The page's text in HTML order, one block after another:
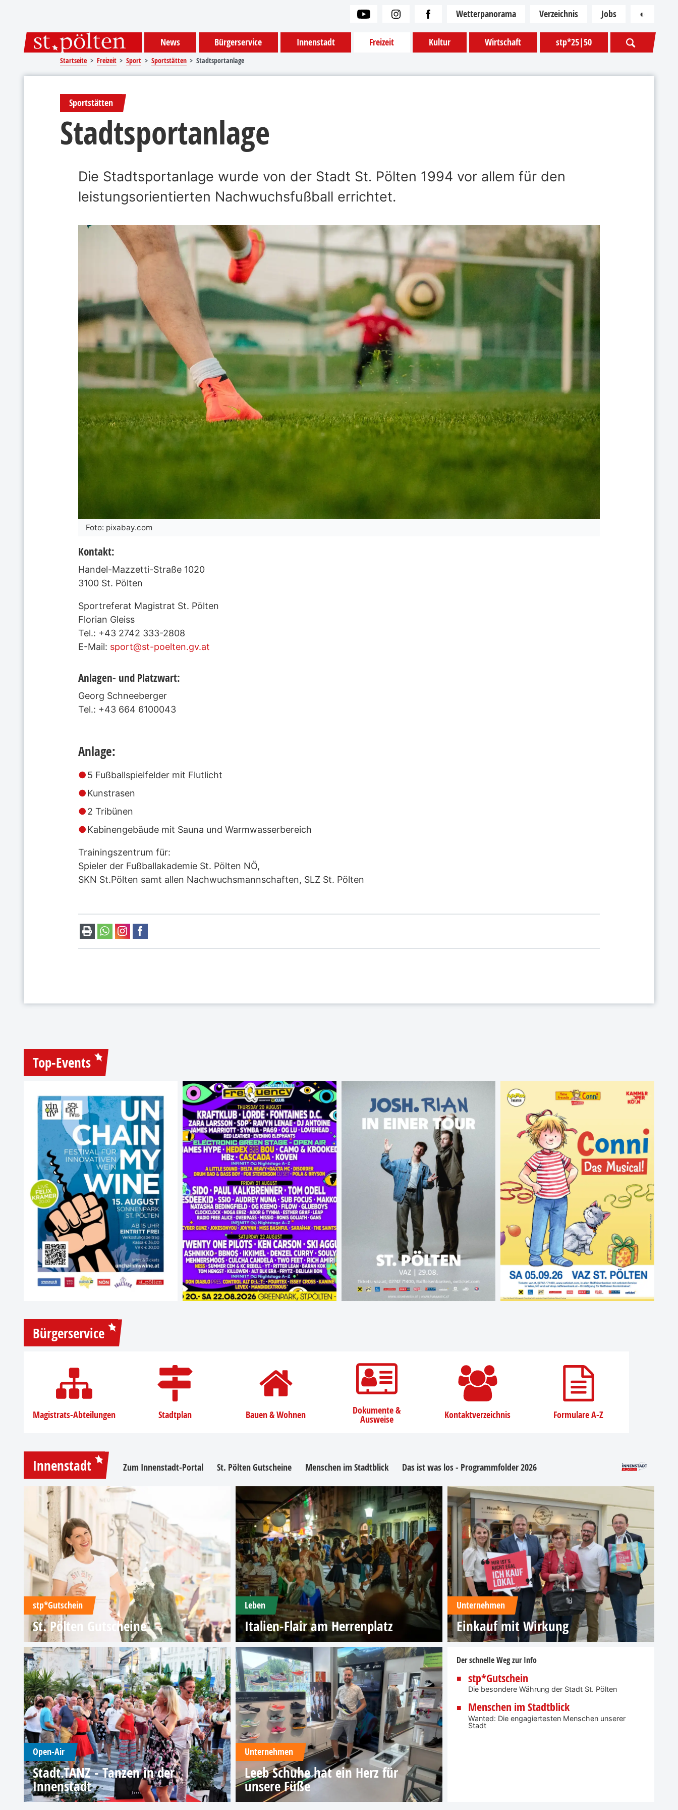
News Bürgerservice Innenstadt Freizeit Kultur Wirtschaft stp*25|50
Wetterpanorama Verzeichnis Jobs ◐
Startseite Freizeit Sport Sportstätten Stadtsportanlage
Sportstätten
Stadtsportanlage
Die Stadtsportanlage wurde von der Stadt St. Pölten 1994 vor allem für den
leistungsorientierten Nachwuchsfußball errichtet.
Foto: pixabay.com
Kontakt:
Handel-Mazzetti-Straße 1020
3100 St. Pölten
Sportreferat Magistrat St. Pölten
Florian Gleiss
Tel.: +43 2742 333-2808
E-Mail: sport@st-poelten.gv.at
Anlagen- und Platzwart:
Georg Schneeberger
Tel.: +43 664 6100043
Anlage:
5 Fußballspielfelder mit Flutlicht
Kunstrasen
2 Tribünen
Kabinengebäude mit Sauna und Warmwasserbereich
Trainingszentrum für:
Spieler der Fußballakademie St. Pölten NÖ,
SKN St.Pölten samt allen Nachwuchsmannschaften, SLZ St. Pölten
Top-Events
Bürgerservice
Magistrats-Abteilungen Stadtplan Bauen & Wohnen Dokumente &
Ausweise Kontaktverzeichnis Formulare A-Z
Innenstadt Zum Innenstadt-Portal St. Pölten Gutscheine Menschen im Stadtblick Das ist was los - Programmfolder 2026
stp*Gutschein
St. Pölten Gutscheine
Leben
Italien-Flair am Herrenplatz
Unternehmen
Einkauf mit Wirkung
Open-Air
Stadt.TANZ - Tanzen in der
Innenstadt
Unternehmen
Leeb Schuhe hat ein Herz für
unsere Füße
Der schnelle Weg zur Info
stp*Gutschein
Die besondere Währung der Stadt St. Pölten
Menschen im Stadtblick
Wanted: Die engagiertesten Menschen unserer
Stadt